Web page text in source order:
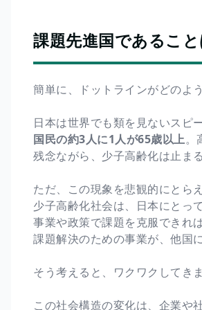
課題先進国であるこ
簡単に、ドットラインがどのよ
日本は世界でも類を見ないスピ
国民の約3人に1人が65歳以上。
残念ながら、少子高齢化は止ま
ただ、この現象を悲観的にとら
少子高齢化社会は、日本にとって
事業や政策で課題を克服できれば
課題解決のための事業が、他国
そう考えると、ワクワクしてき
この社会構造の変化は、企業や